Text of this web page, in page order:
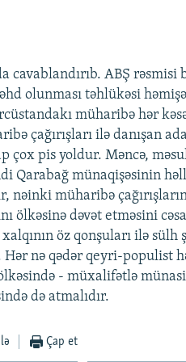
cavablandırıb. ABŞ
olunması təhlükəsi
müharibə hər
çağırışları ilə danışan
çox pis yoldur. Məncə,
Qarabağ münaqişəsinin
nəinki müharibə
ölkəsinə dəvət etməsini
öz qonşuları ilə sülh
nə qədər qeyri-populist
- müxalifətlə
də atmalıdır.
Çap et